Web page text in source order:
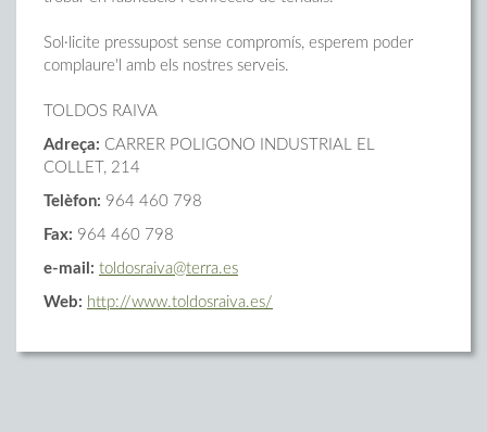
Sol·licite pressupost sense compromís, esperem poder
complaure'l amb els nostres serveis.
TOLDOS RAIVA
Adreça: CARRER POLIGONO INDUSTRIAL EL
COLLET, 214
Telèfon: 964 460 798
Fax: 964 460 798
e-mail: toldosraiva@terra.es
Web: http://www.toldosraiva.es/